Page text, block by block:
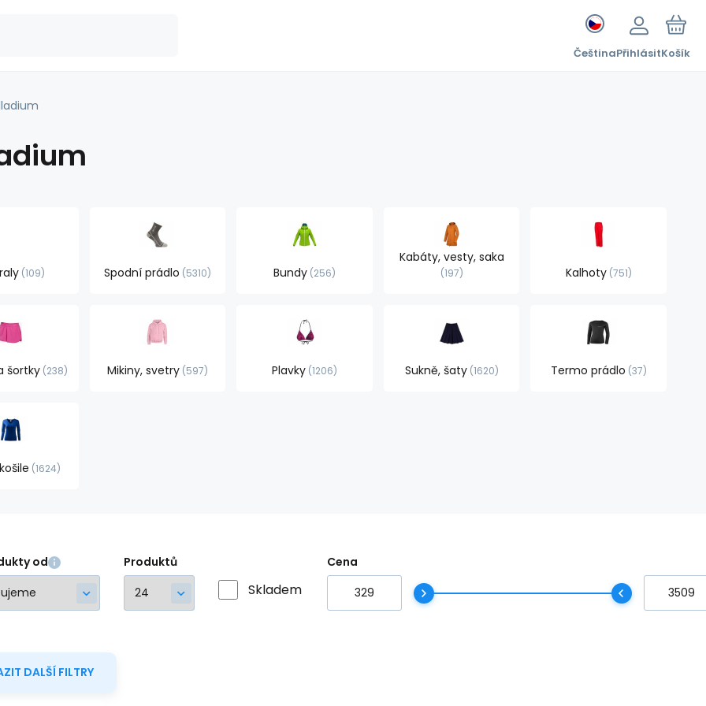
ČeštinaPřihlásitKošík
109 Spodní prádlo 5310 Bundy 256
Kabáty, vesty, saka
197 Kalhoty 751
šortky 238 Mikiny, svetry 597 Plavky 1206 Sukně, šaty 1620 Termo prádlo 37
1624
od Produktů
Skladem
Cena
DALŠÍ FILTRY